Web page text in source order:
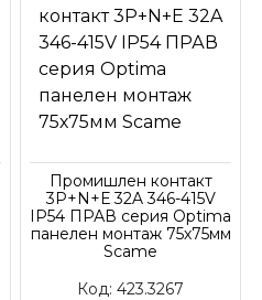
Промишлен контакт
3P+N+Е 32A 346-415V
IP54 ПРАВ серия Optima
панелен монтаж 75х75мм
Scame
Код: 423.3267